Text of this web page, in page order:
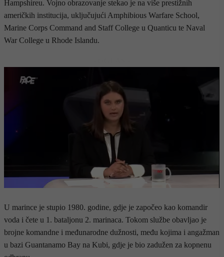
Hampshireu. Vojno obrazovanje stekao je na više prestižnih
američkih institucija, uključujući Amphibious Warfare School,
Marine Corps Command and Staff College u Quanticu te Naval
War College u Rhode Islandu.
U marince je stupio 1980. godine, gdje je započeo kao komandir
voda i čete u 1. bataljonu 2. marinaca. Tokom službe obavljao je
brojne komandne i međunarodne dužnosti, među kojima i angažman
u bazi Guantanamo Bay na Kubi, gdje je bio zadužen za kopnenu